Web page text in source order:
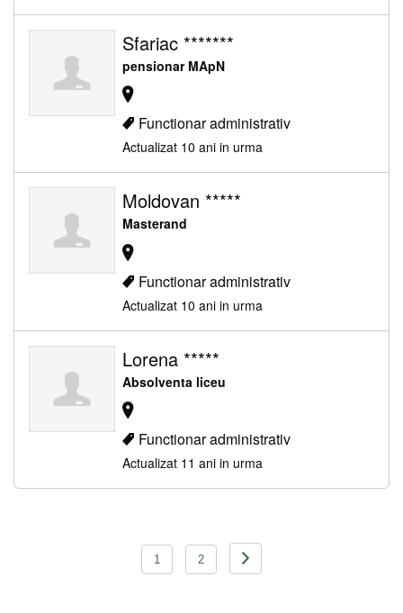
Sfariac *******
pensionar MApN
Functionar administrativ
Actualizat 10 ani in urma
Moldovan *****
Masterand
Functionar administrativ
Actualizat 10 ani in urma
Lorena *****
Absolventa liceu
Functionar administrativ
Actualizat 11 ani in urma
1 2